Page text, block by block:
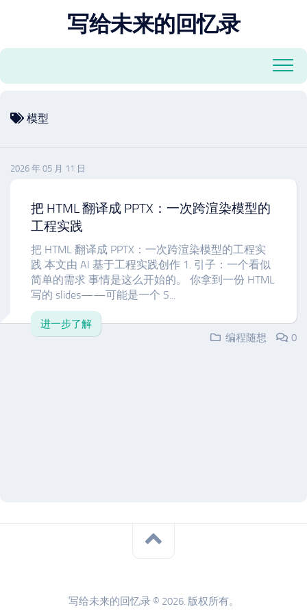
容
写给未来的回忆录
模型
2026 年 05 月 11 日
把 HTML 翻译成 PPTX：一次跨渲染模型的
工程实践
把 HTML 翻译成 PPTX：一次跨渲染模型的工程实
践 本文由 AI 基于工程实践创作 1. 引子：一个看似
简单的需求 事情是这么开始的。 你拿到一份 HTML
写的 slides——可能是一个 S...
进一步了解
编程随想
0
写给未来的回忆录 © 2026. 版权所有。